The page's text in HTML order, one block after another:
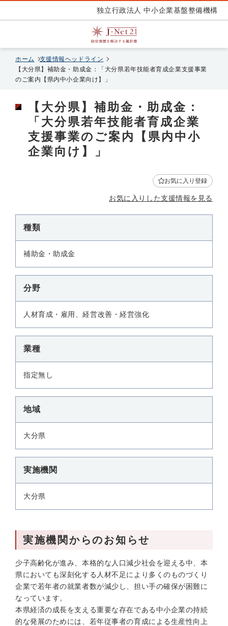
独立行政法人 中小企業基盤整備機構
ホーム
支援情報ヘッドライン
【大分県】補助金・助成金：「大分県若年技能者育成企業支援事業
のご案内【県内中小企業向け】」
【大分県】補助金・助成金：
「大分県若年技能者育成企業
支援事業のご案内【県内中小
企業向け】」
お気に入り登録
お気に入りした支援情報を見る
種類
補助金・助成金
分野
人材育成・雇用、経営改善・経営強化
業種
指定無し
地域
大分県
実施機関
大分県
実施機関からのお知らせ
少子高齢化が進み、本格的な人口減少社会を迎える中、本
県においても深刻化する人材不足により多くのものづくり
企業で若年者の就業者数が減少し、担い手の確保が困難に
なっています。
本県経済の成長を支える重要な存在である中小企業の持続
的な発展のためには、若年従事者の育成による生産性向上